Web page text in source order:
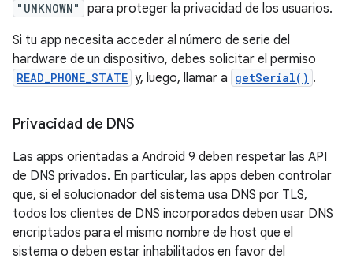
"UNKNOWN"
para proteger la privacidad de los usuarios.
Si tu app necesita acceder al número de serie del
hardware de un dispositivo, debes solicitar el permiso
READ_PHONE_STATE y, luego, llamar a getSerial() .
Privacidad de DNS
Las apps orientadas a Android 9 deben respetar las API
de DNS privados. En particular, las apps deben controlar
que, si el solucionador del sistema usa DNS por TLS,
todos los clientes de DNS incorporados deben usar DNS
encriptados para el mismo nombre de host que el
sistema o deben estar inhabilitados en favor del